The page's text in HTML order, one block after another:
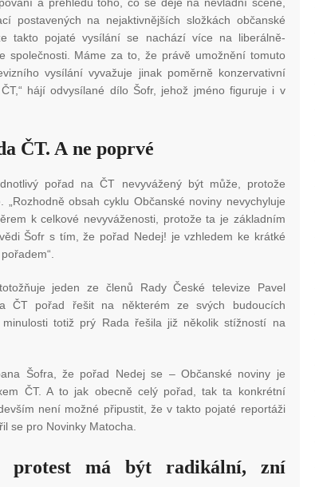
postavených na nejaktivnějších složkách občanské
takto pojaté vysílání se nachází více na liberálně-
společnosti. Máme za to, že právě umožnění tomuto
vysílání vyvažuje jinak poměrně konzervativní
hájí odvysílané dílo Šofr, jehož jméno figuruje i v
ČT. A ne poprvé
pořad na ČT nevyvážený být může, protože
„Rozhodně obsah cyklu Občanské noviny nevychyluje
k celkové nevyváženosti, protože ta je základním
Šofr s tím, že pořad Nedej! je vzhledem ke krátké
jeden ze členů Rady České televize Pavel
ČT pořad řešit na některém ze svých budoucích
totiž prý Rada řešila již několik stížností na
Šofra, že pořad Nedej se – Občanské noviny je
ČT. A to jak obecně celý pořad, tak ta konkrétní
není možné připustit, že v takto pojaté reportáži
se pro Novinky Matocha.
protest má být radikální, zní